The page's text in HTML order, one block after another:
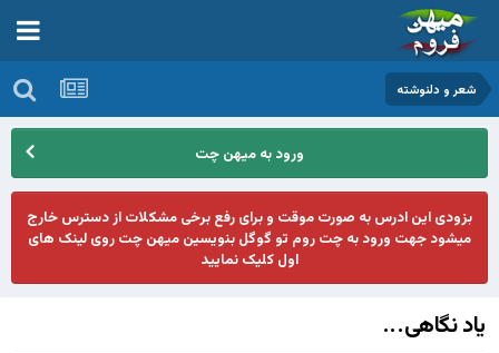
شعر و دلنوشته
ورود به میهن چت
بزودی این ادرس به صورت موقت و برای رفع برخی مشکلات از دسترس خارج
میشود جهت ورود به چت روم تو گوگل بنویسین میهن چت روی لینک های
اول کلیک نمایید
یاد نگاهی...